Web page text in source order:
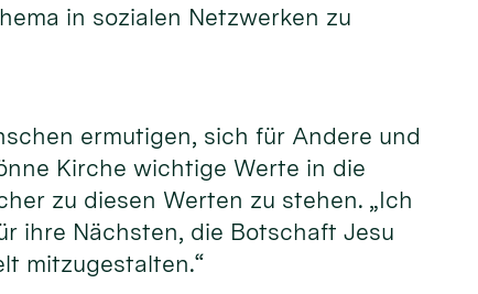
in sozialen Netzwerken zu
ermutigen, sich für Andere und
Kirche wichtige Werte in die
zu diesen Werten zu stehen. „Ich
ihre Nächsten, die Botschaft Jesu
mitzugestalten.“